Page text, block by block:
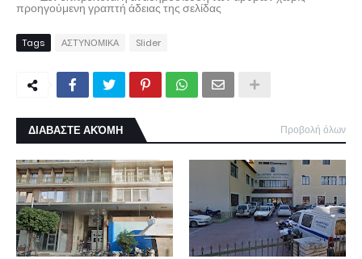
προηγούμενη γραπτή άδειας της σελίδας
Tags ΑΣΤΥΝΟΜΙΚΑ Slider
ΔΙΑΒΑΣΤΕ ΑΚΌΜΗ Προβολή όλων